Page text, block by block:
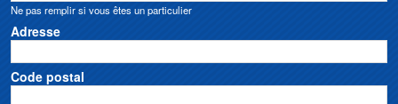
Ne pas remplir si vous êtes un particulier
Adresse
Code postal